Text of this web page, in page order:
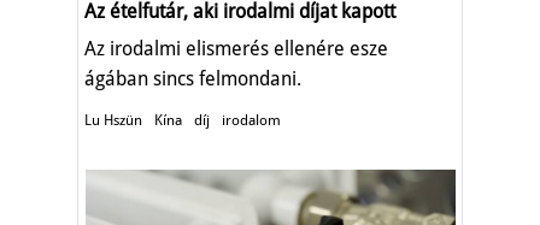
Az ételfutár, aki irodalmi díjat kapott
Az irodalmi elismerés ellenére esze
ágában sincs felmondani.
Lu Hszün Kína díj irodalom